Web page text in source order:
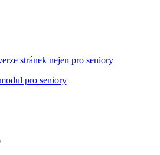
stránek nejen pro seniory